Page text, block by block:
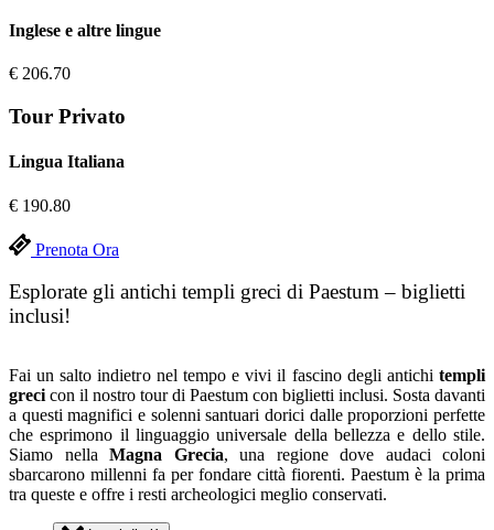
Inglese e altre lingue
€ 206.70
Tour Privato
Lingua Italiana
€ 190.80
Prenota Ora
Esplorate gli antichi templi greci di Paestum – biglietti
inclusi!
Fai un salto indietro nel tempo e vivi il fascino degli antichi templi
greci con il nostro tour di Paestum con biglietti inclusi. Sosta davanti
a questi magnifici e solenni santuari dorici dalle proporzioni perfette
che esprimono il linguaggio universale della bellezza e dello stile.
Siamo nella Magna Grecia, una regione dove audaci coloni
sbarcarono millenni fa per fondare città fiorenti. Paestum è la prima
tra queste e offre i resti archeologici meglio conservati.